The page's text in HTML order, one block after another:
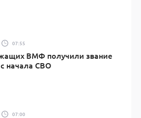
07:55
ВМФ получили звание
начала СВО
07:00